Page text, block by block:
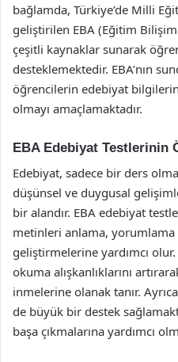
bağlamda, Türkiye’de Milli
geliştirilen EBA (Eğitim
çeşitli kaynaklar sunarak
desteklemektedir. EBA’nın
öğrencilerin edebiyat
olmayı amaçlamaktadır.
EBA Edebiyat Testlerinin
Edebiyat, sadece bir ders
düşünsel ve duygusal
bir alandır. EBA edebiyat
metinleri anlama,
geliştirmelerine yardımcı
okuma alışkanlıklarını
inmelerine olanak tanır.
de büyük bir destek
başa çıkmalarına yardımcı